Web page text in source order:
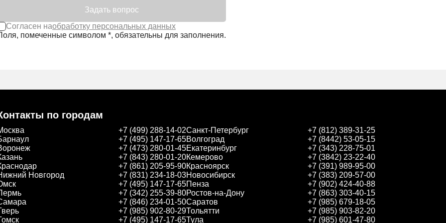
Согласен наобработку персональных данных
помеченные символом *, обязательны для заполнения.
по городам
+7 (499) 288-14-02Санкт-Петербург
+7 (812) 389-31-25
+7 (495) 147-17-65Волгоград
+7 (8442) 53-05-15
+7 (473) 280-01-45Екатеринбург
+7 (343) 228-75-01
+7 (843) 280-01-20Кемерово
+7 (3842) 23-22-40
+7 (861) 205-95-90Красноярск
+7 (391) 989-95-00
Новгород
+7 (831) 234-18-03Новосибирск
+7 (383) 209-57-00
+7 (495) 147-17-65Пенза
+7 (902) 424-40-88
+7 (342) 255-39-80Ростов-на-Дону
+7 (863) 303-40-15
+7 (846) 234-01-50Саратов
+7 (985) 679-18-05
+7 (985) 902-80-29Тольятти
+7 (985) 903-82-20
+7 (495) 147-17-65Тула +7 (985) 601-47-80